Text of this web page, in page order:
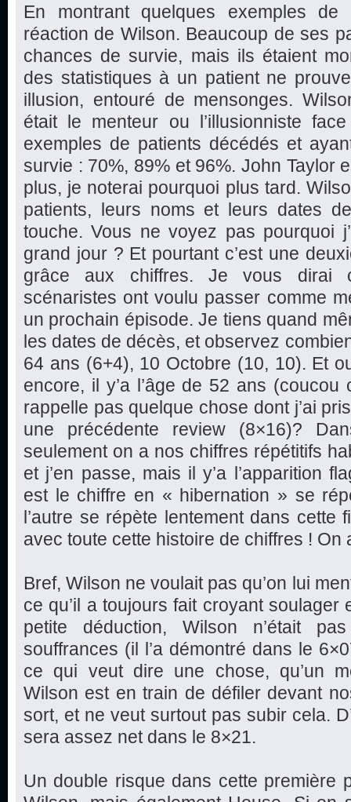
En montrant quelques exemples
réaction de Wilson. Beaucoup de ses
chances de survie, mais ils étaient
des statistiques à un patient ne
illusion, entouré de mensonges.
était le menteur ou l’illusionniste
exemples de patients décédés et
survie : 70%, 89% et 96%. John Taylor
plus, je noterai pourquoi plus tard.
patients, leurs noms et leurs dates
touche. Vous ne voyez pas pourquoi
grand jour ? Et pourtant c’est une
grâce aux chiffres. Je vous dirai
scénaristes ont voulu passer comme
un prochain épisode. Je tiens quand
les dates de décès, et observez
64 ans (6+4), 10 Octobre (10, 10). Et
encore, il y’a l’âge de 52 ans
rappelle pas quelque chose dont j’ai
une précédente review (8×16)?
seulement on a nos chiffres répétitifs
et j’en passe, mais il y’a l’apparition
est le chiffre en « hibernation » se
l’autre se répète lentement dans cette
avec toute cette histoire de chiffres !
Bref, Wilson ne voulait pas qu’on lui
ce qu’il a toujours fait croyant soulager
petite déduction, Wilson n’était
souffrances (il l’a démontré dans le
ce qui veut dire une chose, qu’un
Wilson est en train de défiler devant
sort, et ne veut surtout pas subir cela.
sera assez net dans le 8×21.
Un double risque dans cette première